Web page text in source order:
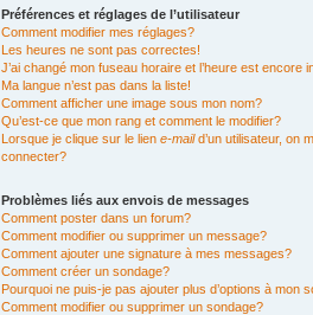
Préférences et réglages de l’utilisateur
Comment modifier mes réglages?
Les heures ne sont pas correctes!
J’ai changé mon fuseau horaire et l’heure est encore
Ma langue n’est pas dans la liste!
Comment afficher une image sous mon nom?
Qu’est-ce que mon rang et comment le modifier?
Lorsque je clique sur le lien e-maild’un utilisateur, on
connecter?
Problèmes liés aux envois de messages
Comment poster dans un forum?
Comment modifier ou supprimer un message?
Comment ajouter une signature à mes messages?
Comment créer un sondage?
Pourquoi ne puis-je pas ajouter plus d’options à mon
Comment modifier ou supprimer un sondage?